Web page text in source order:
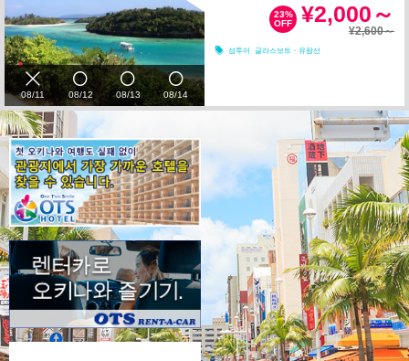
08/11 08/12 08/13 08/14
¥2,000～
23%
OFF
¥2,600～
섬투어 글라스보트・유람선